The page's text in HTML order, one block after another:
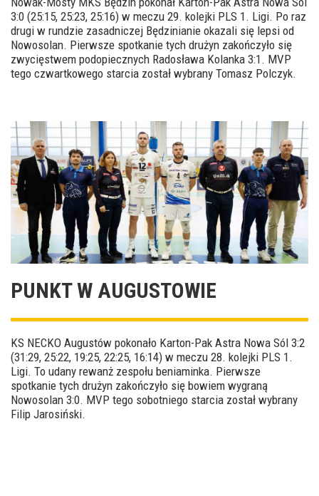
3:0 (25:15, 25:23, 25:16) w meczu 29. kolejki PLS 1. Ligi. Po raz
drugi w rundzie zasadniczej Będzinianie okazali się lepsi od
Nowosolan. Pierwsze spotkanie tych drużyn zakończyło się
zwycięstwem podopiecznych Radosława Kolanka 3:1. MVP
tego czwartkowego starcia został wybrany Tomasz Polczyk.
PUNKT W AUGUSTOWIE
KS NECKO Augustów pokonało Karton-Pak Astra Nowa Sól 3:2
(31:29, 25:22, 19:25, 22:25, 16:14) w meczu 28. kolejki PLS 1.
Ligi. To udany rewanż zespołu beniaminka. Pierwsze
spotkanie tych drużyn zakończyło się bowiem wygraną
Nowosolan 3:0. MVP tego sobotniego starcia został wybrany
Filip Jarosiński.